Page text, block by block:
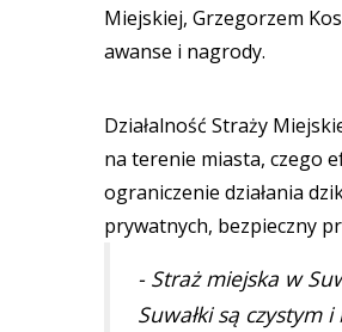
Miejskiej, Grzegorzem
awanse i nagrody.
Działalność Straży
na terenie miasta, czego
ograniczenie działania
prywatnych, bezpieczny
- Straż miejska w
Suwałki są czystym